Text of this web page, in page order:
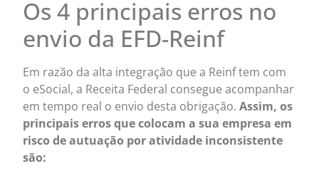
Os 4 principais erros no
envio da EFD-Reinf
Em razão da alta integração que a Reinf tem com
o eSocial, a Receita Federal consegue acompanhar
em tempo real o envio desta obrigação.Assim, os
principais erros que colocam a sua empresa em
risco de autuação por atividade inconsistente
são: